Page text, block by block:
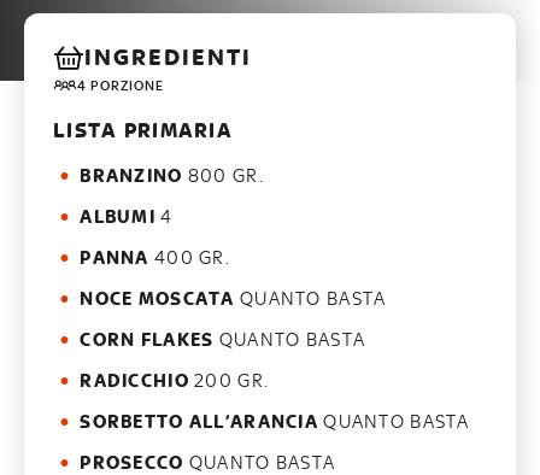
INGREDIENTI
4 PORZIONE
LISTA PRIMARIA
BRANZINO 800 GR.
ALBUMI 4
PANNA 400 GR.
NOCE MOSCATA QUANTO BASTA
CORN FLAKES QUANTO BASTA
RADICCHIO 200 GR.
SORBETTO ALL’ARANCIA QUANTO BASTA
PROSECCO QUANTO BASTA